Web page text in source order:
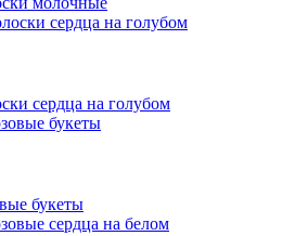
сердца на голубом
букеты